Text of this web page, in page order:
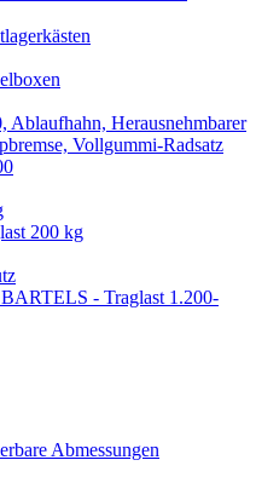
200 kg
- Traglast 1.200-
Abmessungen